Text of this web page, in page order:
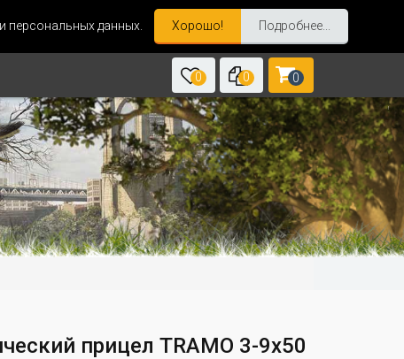
персональных данных. Хорошо! Подробнее...
0 0 0
прицел TRAMO 3-9x50